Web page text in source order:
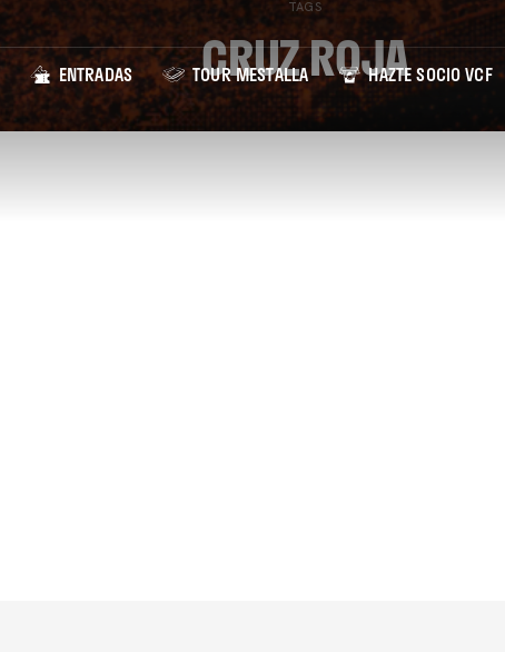
ENTRADAS TOUR MESTALLA HAZTE SOCIO VCF
TAGS
CRUZ ROJA